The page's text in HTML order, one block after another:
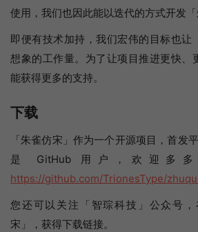
使用，我们也因此能以迭代的方式开发「
即便有技术加持，我们宏伟的目标也让
想象的工作量。为了让项目推进更快、
能获得更多的支持。
下载
「朱雀仿宋」作为一个开源项目，首发
是 GitHub 用户，欢迎多
https://github.com/TrionesType/
您还可以关注「智琮科技」公众号
宋」，获得下载链接。